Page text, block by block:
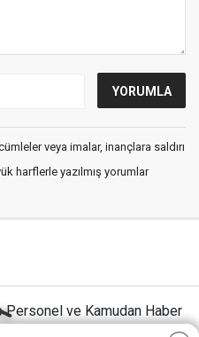
veya imalar, inançlara saldırı
harflerle yazılmış yorumlar
Personel ve Kamudan Haber